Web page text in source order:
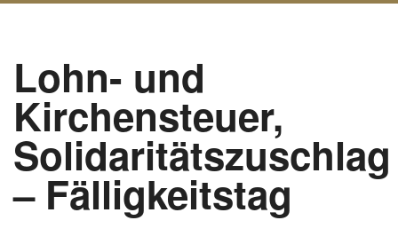
Lohn- und
Kirchensteuer,
Solidaritätszuschlag
– Fälligkeitstag